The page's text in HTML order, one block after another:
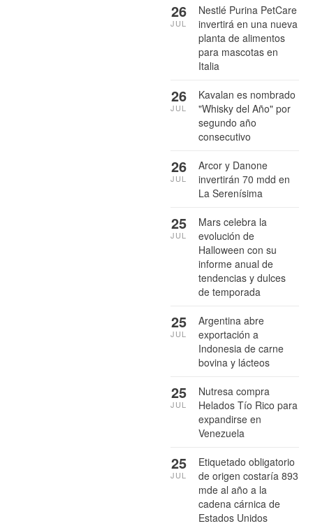
Nestlé Purina PetCare
invertirá en una nueva
planta de alimentos
para mascotas en
Italia
26
JUL
Kavalan es nombrado
"Whisky del Año" por
segundo año
consecutivo
26
JUL
Arcor y Danone
invertirán 70 mdd en
La Serenísima
26
JUL
Mars celebra la
evolución de
Halloween con su
informe anual de
tendencias y dulces
de temporada
25
JUL
Argentina abre
exportación a
Indonesia de carne
bovina y lácteos
25
JUL
Nutresa compra
Helados Tío Rico para
expandirse en
Venezuela
25
JUL
Etiquetado obligatorio
de origen costaría 893
mde al año a la
cadena cárnica de
Estados Unidos
25
JUL